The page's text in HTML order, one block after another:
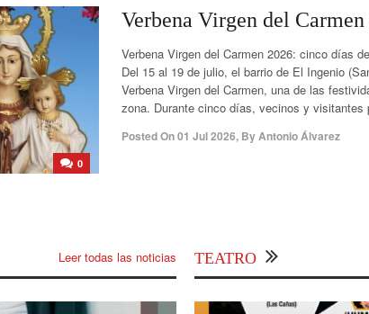
0
Verbena Virgen del
Verbena Virgen del Carmen 2026: cinco días
Del 15 al 19 de julio, el barrio de El Ingenio
Verbena Virgen del Carmen, una de las
zona. Durante cinco días, vecinos y visitantes
Posted On01 Jul 2026, ByAntonio Álvarez
Leer todas las noticias TEATRO